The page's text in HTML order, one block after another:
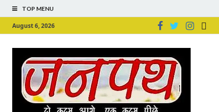
TOP MENU
August 6, 2026